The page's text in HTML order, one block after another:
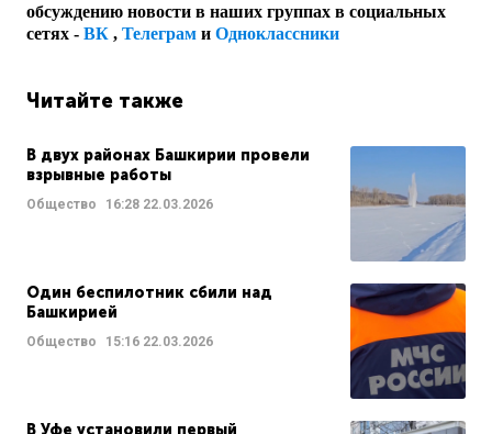
обсуждению новости в наших группах в социальных
сетях - ВК , Телеграм и Одноклассники
Читайте также
В двух районах Башкирии провели
взрывные работы
Общество 16:28 22.03.2026
Один беспилотник сбили над
Башкирией
Общество 15:16 22.03.2026
В Уфе установили первый